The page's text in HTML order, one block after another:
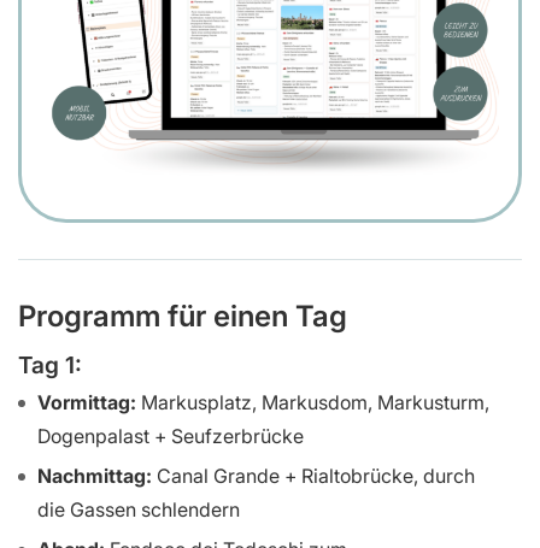
Programm für einen Tag
Tag 1:
Vormittag: Markusplatz, Markusdom, Markusturm,
Dogenpalast + Seufzerbrücke
Nachmittag: Canal Grande + Rialtobrücke, durch
die Gassen schlendern